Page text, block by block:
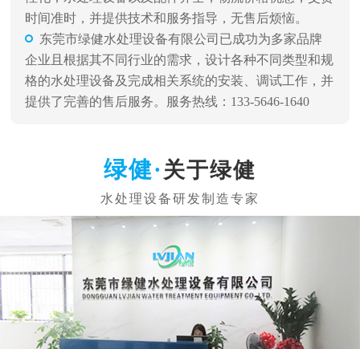
时间准时，并提供技术和服务指导，无售后烦恼。
东莞市绿健水处理设备有限公司已成功为多家品牌
企业且根据其不同行业的需求，设计各种不同类型和规
格的水处理设备及完成相关系统的安装、调试工作，并
提供了完善的售后服务。服务热线：133-5646-1640
关于绿健